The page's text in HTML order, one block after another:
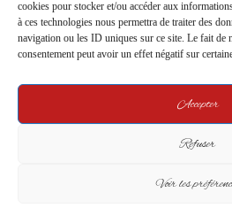
cookies pour stocker et/ou accéder aux
à ces technologies nous permettra de traiter des
navigation ou les ID uniques sur ce site. Le fait de
consentement peut avoir un effet négatif sur
Accepter
Refuser
Voir les
Your email address will not be published.
C
m